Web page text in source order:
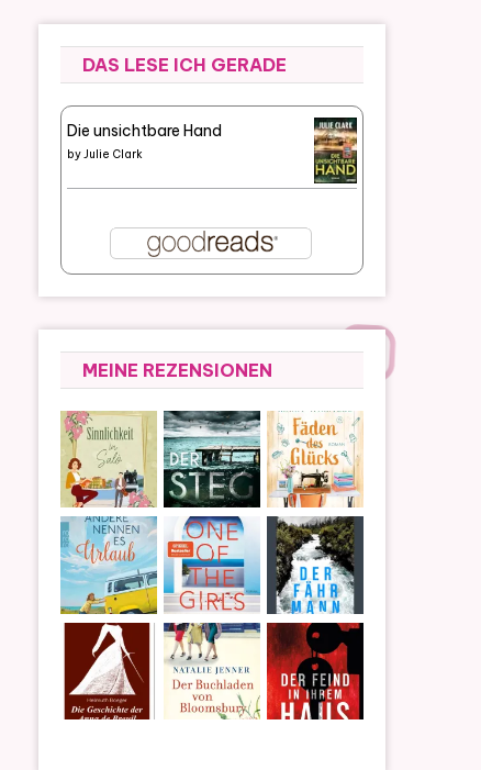
DAS LESE ICH GERADE
Die unsichtbare Hand
byJulie Clark
MEINE REZENSIONEN